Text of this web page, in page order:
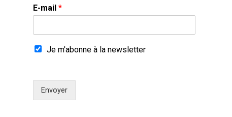
E-mail *
Je m'abonne à la newsletter
Envoyer